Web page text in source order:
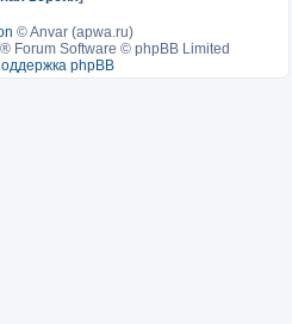
©Anvar (apwa.ru)
® Forum Software © phpBB Limited
phpBB